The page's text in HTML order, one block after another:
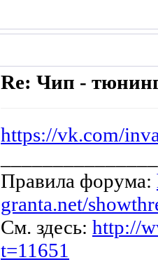
Re: Чип -
https://vk.com/
Правила форума:
granta.net/
См. здесь: http://
t=11651